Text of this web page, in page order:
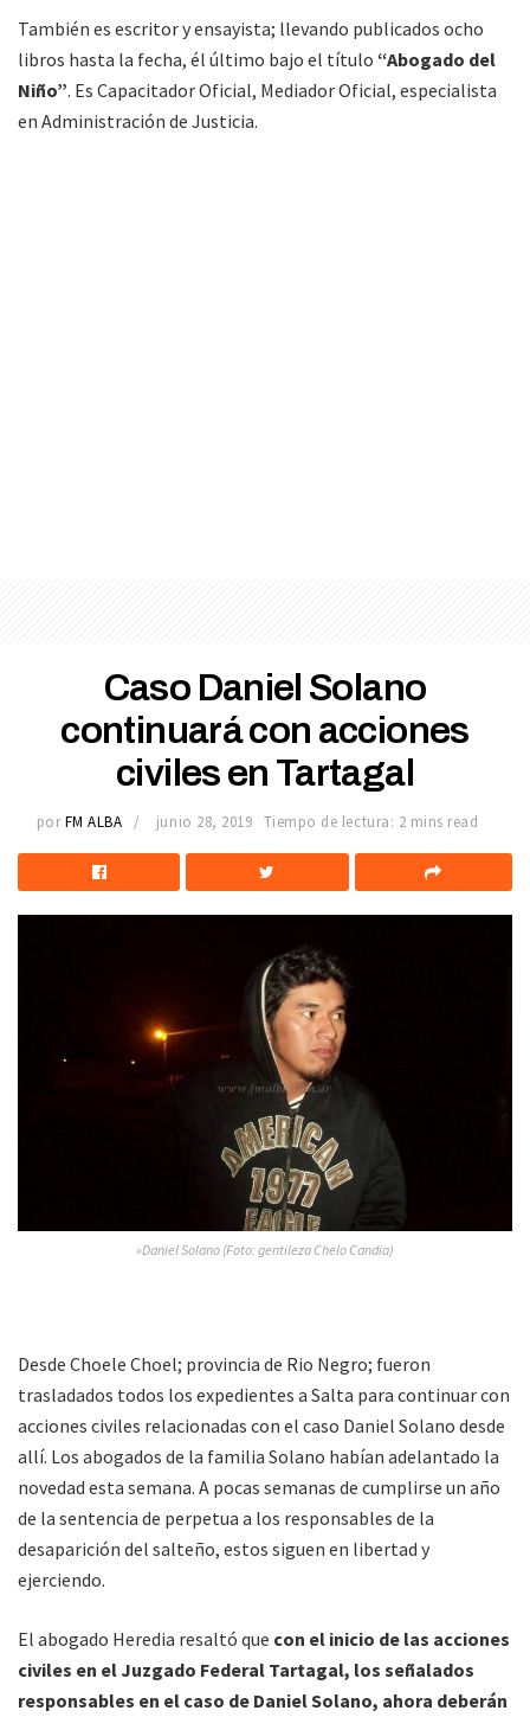
También es escritor y ensayista; llevando publicados ocho
libros hasta la fecha, él último bajo el título “Abogado del
Niño”. Es Capacitador Oficial, Mediador Oficial, especialista
en Administración de Justicia.
Caso Daniel Solano
continuará con acciones
civiles en Tartagal
por FM ALBA junio 28, 2019 Tiempo de lectura: 2 mins read
»Daniel Solano (Foto: gentileza Chelo Candia)
Desde Choele Choel; provincia de Rio Negro; fueron
trasladados todos los expedientes a Salta para continuar con
acciones civiles relacionadas con el caso Daniel Solano desde
allí. Los abogados de la familia Solano habían adelantado la
novedad esta semana. A pocas semanas de cumplirse un año
de la sentencia de perpetua a los responsables de la
desaparición del salteño, estos siguen en libertad y
ejerciendo.
El abogado Heredia resaltó que con el inicio de las acciones
civiles en el Juzgado Federal Tartagal, los señalados
responsables en el caso de Daniel Solano, ahora deberán